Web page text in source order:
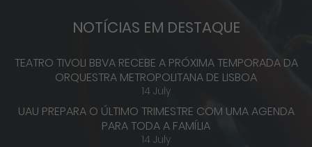
NOTÍCIAS EM DESTAQUE
TEATRO TIVOLI BBVA RECEBE A PRÓXIMA TEMPORADA DA
ORQUESTRA METROPOLITANA DE LISBOA
14 July
UAU PREPARA O ÚLTIMO TRIMESTRE COM UMA AGENDA
PARA TODA A FAMÍLIA
14 July